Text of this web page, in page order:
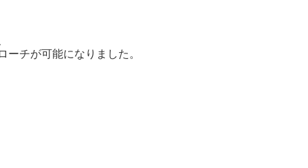
チが可能になりました。